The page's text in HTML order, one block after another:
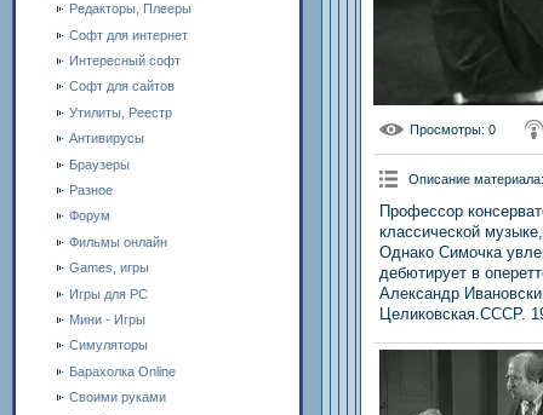
Редакторы, Плееры
Софт для интернет
Интересный софт
Софт для сайтов
Утилиты, Реестр
Антивирусы
Браузеры
Разное
Форум
Фильмы онлайн
Games, игры
Игры для PC
Мини - Игры
Симуляторы
Барахолка Online
Своими руками
Просмотры: 0
Описание материала:
Профессор
классической
Однако Симочка
дебютирует в
Александр
Целиковская.СССР.